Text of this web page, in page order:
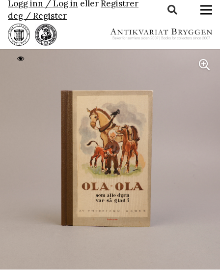
Logg inn / Log in ellerRegistrer
deg / Register